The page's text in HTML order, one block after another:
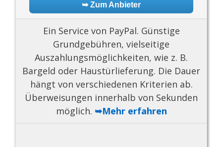
➥ Zum Anbieter
Ein Service von PayPal. Günstige
Grundgebühren, vielseitige
Auszahlungsmöglichkeiten, wie z. B.
Bargeld oder Haustürlieferung. Die Dauer
hängt von verschiedenen Kriterien ab.
Überweisungen innerhalb von Sekunden
möglich. ➥Mehr erfahren